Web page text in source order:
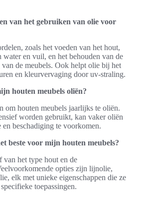
van het gebruiken van olie voor
zoals het voeden van het hout,
water en vuil, en het behouden van de
de meubels. Ook helpt olie bij het
en kleurvervaging door uv-straling.
houten meubels oliën?
om houten meubels jaarlijks te oliën.
worden gebruikt, kan vaker oliën
beschadiging te voorkomen.
beste voor mijn houten meubels?
van het type hout en de
opties zijn lijnolie,
elk met unieke eigenschappen die ze
toepassingen.